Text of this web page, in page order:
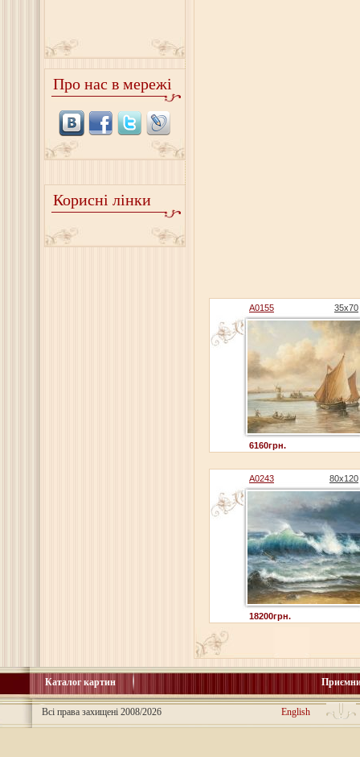
Про нас в мережі
Корисні лінки
A0155 35x70
6160грн.
A0243 80x120
18200грн.
Каталог картин
Всі права захищені 2008/2026 English